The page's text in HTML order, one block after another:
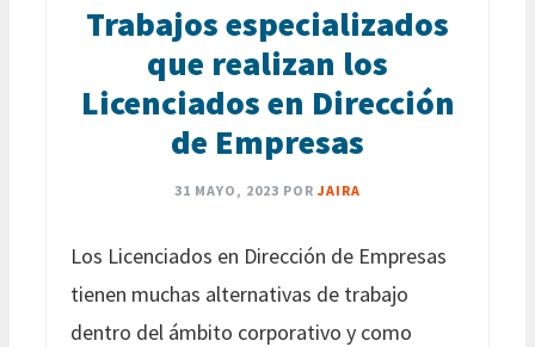
Trabajos especializados
que realizan los
Licenciados en Dirección
de Empresas
31 MAYO, 2023 POR JAIRA
Los Licenciados en Dirección de Empresas
tienen muchas alternativas de trabajo
dentro del ámbito corporativo y como